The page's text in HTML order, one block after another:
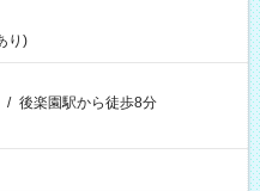
り)
/ 後楽園駅から徒歩8分